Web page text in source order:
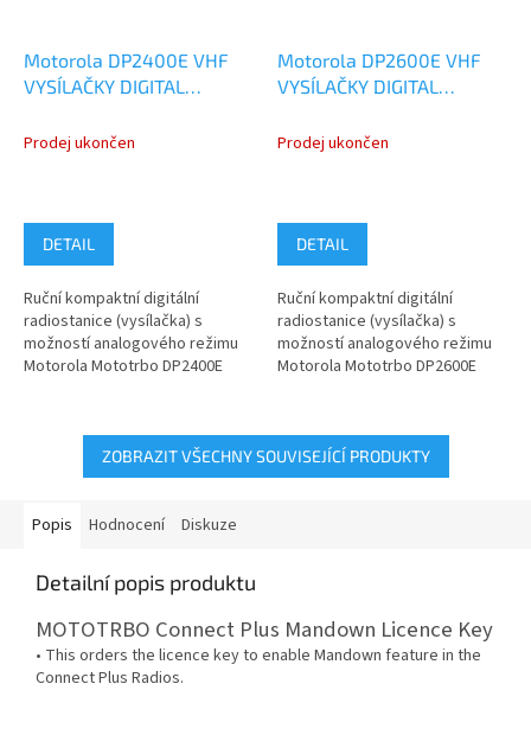
Motorola DP2400E VHF
VYSÍLAČKY DIGITAL
MDH02JDC9VA1AN
Prodej ukončen
DETAIL
Ruční kompaktní digitální
radiostanice (vysílačka) s
možností analogového režimu
Motorola Mototrbo DP2400E
Motorola DP2600E VHF
VYSÍLAČKY DIGITAL
MDH02JDH9VA1AN
Prodej ukončen
DETAIL
Ruční kompaktní digitální
radiostanice (vysílačka) s
možností analogového režimu
Motorola Mototrbo DP2600E
ZOBRAZIT VŠECHNY SOUVISEJÍCÍ PRODUKTY
Popis Hodnocení Diskuze
Detailní popis produktu
MOTOTRBO Connect Plus Mandown Licence Key
• This orders the licence key to enable Mandown feature in the
Connect Plus Radios.